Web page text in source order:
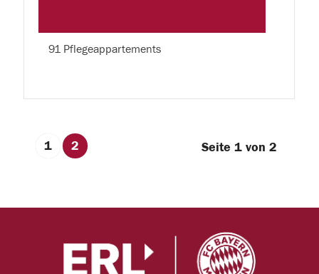
91 Pflegeappartements
Seite 1 von 2
1 2